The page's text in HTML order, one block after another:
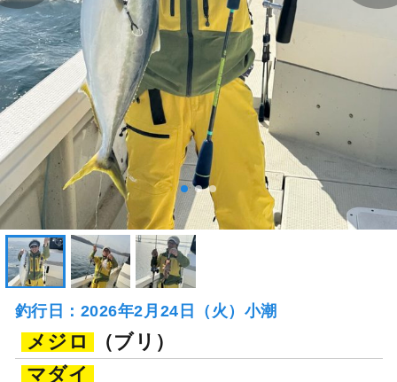
釣行日：2026年2月24日（火）小潮
メジロ
（ブリ）
マダイ